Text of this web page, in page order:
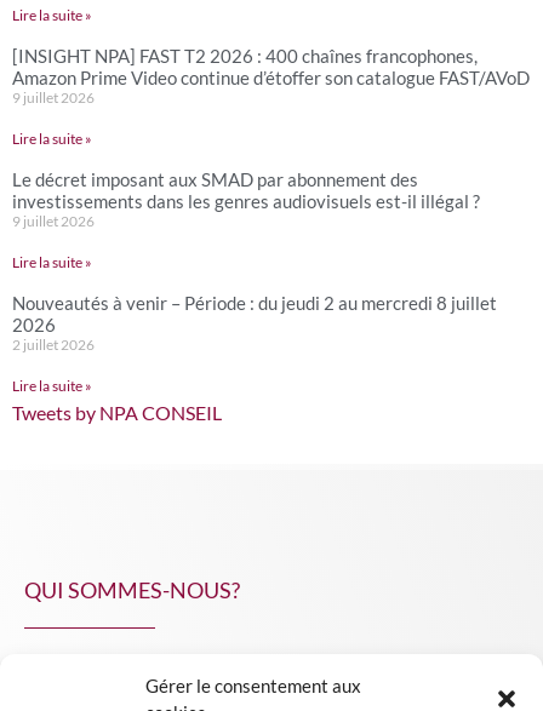
Gérer le consentement aux
Lire la suite »
[INSIGHT NPA] FAST T2 2026 : 400 chaînes francophones,
Amazon Prime Video continue d’étoffer son catalogue FAST/AVoD
9 juillet 2026
Lire la suite »
Le décret imposant aux SMAD par abonnement des
investissements dans les genres audiovisuels est-il illégal ?
9 juillet 2026
Lire la suite »
Nouveautés à venir – Période : du jeudi 2 au mercredi 8 juillet
2026
2 juillet 2026
Lire la suite »
Tweets by NPA CONSEIL
QUI SOMMES-NOUS?